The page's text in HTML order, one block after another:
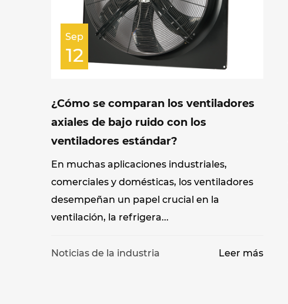
Sep
12
¿Cómo se comparan los ventiladores
axiales de bajo ruido con los
ventiladores estándar?
En muchas aplicaciones industriales,
comerciales y domésticas, los ventiladores
desempeñan un papel crucial en la
ventilación, la refrigera...
Noticias de la industria Leer más